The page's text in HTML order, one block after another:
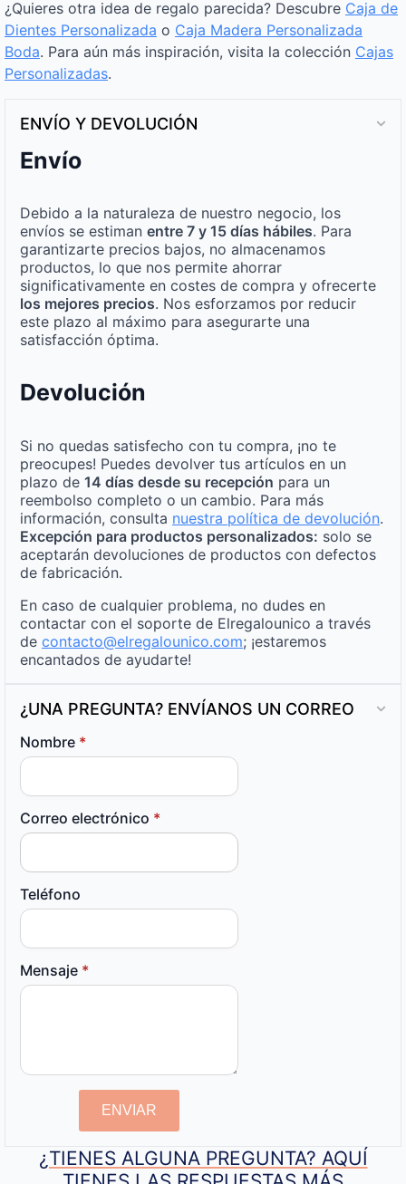
¿Quieres otra idea de regalo parecida? Descubre Caja de
Dientes Personalizada o Caja Madera Personalizada
Boda. Para aún más inspiración, visita la colección Cajas
Personalizadas.
ENVÍO Y DEVOLUCIÓN
Envío
Debido a la naturaleza de nuestro negocio, los
envíos se estiman entre 7 y 15 días hábiles. Para
garantizarte precios bajos, no almacenamos
productos, lo que nos permite ahorrar
significativamente en costes de compra y ofrecerte
los mejores precios. Nos esforzamos por reducir
este plazo al máximo para asegurarte una
satisfacción óptima.
Devolución
Si no quedas satisfecho con tu compra, ¡no te
preocupes! Puedes devolver tus artículos en un
plazo de 14 días desde su recepción para un
reembolso completo o un cambio. Para más
información, consulta nuestra política de devolución.
Excepción para productos personalizados: solo se
aceptarán devoluciones de productos con defectos
de fabricación.
En caso de cualquier problema, no dudes en
contactar con el soporte de Elregalounico a través
de contacto@elregalounico.com; ¡estaremos
encantados de ayudarte!
¿UNA PREGUNTA? ENVÍANOS UN CORREO
Nombre *
Correo electrónico *
Teléfono
Mensaje *
ENVIAR
¿TIENES ALGUNA PREGUNTA? AQUÍ